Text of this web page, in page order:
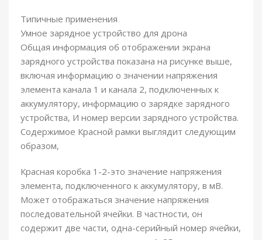
Типичные применения
Умное зарядное устройство для дрона
Общая информация об отображении экрана
зарядного устройства показана на рисунке выше,
включая информацию о значении напряжения
элемента канала 1 и канала 2, подключенных к
аккумулятору, информацию о зарядке зарядного
устройства, И номер версии зарядного устройства.
Содержимое Красной рамки выглядит следующим
образом,
Красная коробка 1-2-это значение напряжения
элемента, подключенного к аккумулятору, в мВ.
Может отображаться значение напряжения
последовательной ячейки. В частности, он
содержит две части, одна-серийный номер ячейки,